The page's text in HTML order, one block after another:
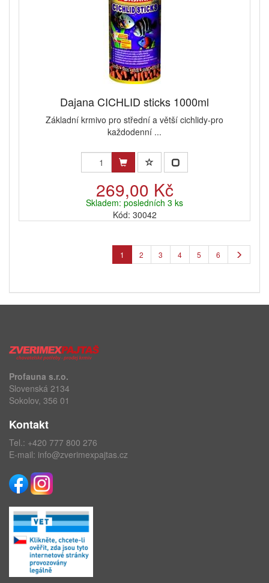
Dajana CICHLID sticks 1000ml
Základní krmivo pro střední a větší cichlidy-pro
každodenní ...
269,00 Kč
Skladem: posledních 3 ks
Kód: 30042
1 2 3 4 5 6
Profauna s.r.o.
Slovenská 2134
Sokolov, 356 01
Kontakt
Tel.: +420 777 800 276
E-mail: info@zverimexpajtas.cz